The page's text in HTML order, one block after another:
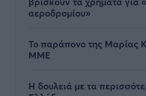
αεροδρομίου»
Το παράπονο της Μαρίας
ΜΜΕ
Η δουλειά με τα